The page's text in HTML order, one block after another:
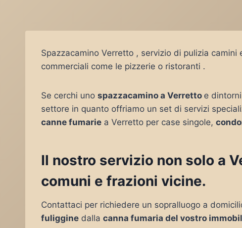
Spazzacamino Verretto , servizio di pulizia
commerciali come le pizzerie o ristoranti .
Se cerchi uno spazzacamino a Verretto e
settore in quanto offriamo un set di servizi
canne fumarie a Verretto per case singole,
Il nostro servizio non solo a
comuni e frazioni vicine.
Contattaci per richiedere un sopralluogo a
fuliggine dalla canna fumaria del vostro